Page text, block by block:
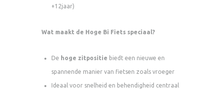
+12jaar)
Wat maakt de Hoge Bi Fiets speciaal?
De hoge zitpositie biedt een nieuwe en
spannende manier van fietsen zoals vroeger
Ideaal voor snelheid en behendigheid centraal